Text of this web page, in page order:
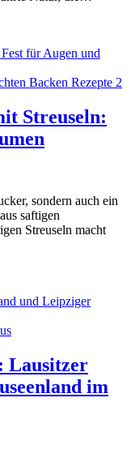
für Augen und
Streuseln:
sondern auch ein
saftigen
Streuseln macht
und Leipziger
Lausitzer
im